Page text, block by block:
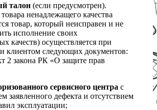
талон (если предусмотрен).
ненадлежащего качества
товар, который неисправен и не
исполнение своих
качеств) осуществляется при
клиентом следующих документов:
2 закона РК «О защите прав
сервисного центра с
заявленного дефекта и отсутствием
эксплуатации;